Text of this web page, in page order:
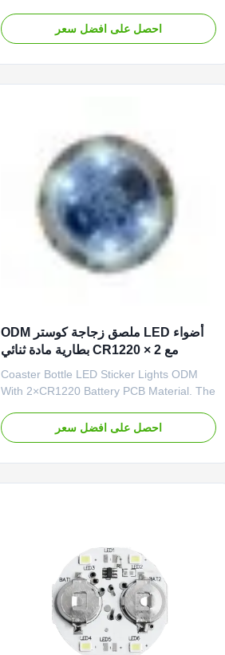
up any of your liquor bottles for the
ultimate in VIP Bottle Service. Your VIP
احصل على افضل سعر
أضواء LED ملصق زجاجة كوستر ODM
مع 2 × CR1220 بطارية مادة ثنائي
الفينيل متعدد الكلور
Coaster Bottle LED Sticker Lights ODM
With 2×CR1220 Battery PCB Material. The
remote control. Using this submersible led
lights can create a sweet atmosphere
احصل على افضل سعر